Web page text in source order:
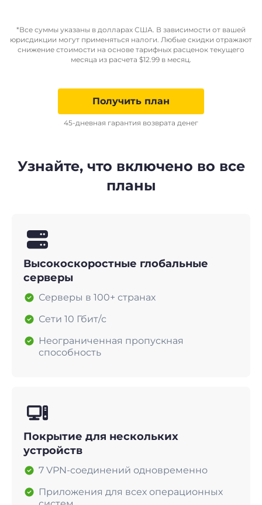
*Все суммы указаны в долларах США. В зависимости от вашей
юрисдикции могут применяться налоги. Любые скидки отражают
снижение стоимости на основе тарифных расценок текущего
месяца из расчета $12.99 в месяц.
Получить план
45-дневная гарантия возврата денег
Узнайте, что включено во все
планы
Высокоскоростные глобальные
серверы
Серверы в 100+ странах
Сети 10 Гбит/с
Неограниченная пропускная
способность
Покрытие для нескольких
устройств
7 VPN-соединений одновременно
Приложения для всех операционных